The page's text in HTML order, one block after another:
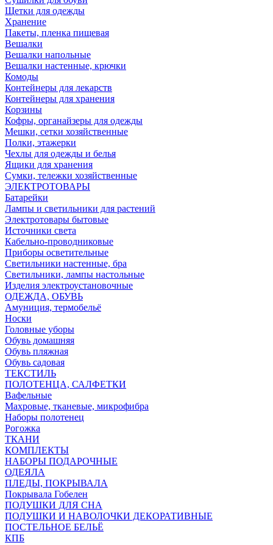
Щетки для одежды
Хранение
Пакеты, пленка пищевая
Вешалки
Вешалки напольные
Вешалки настенные, крючки
Комоды
Контейнеры для лекарств
Контейнеры для хранения
Корзины
Кофры, органайзеры для одежды
Мешки, сетки хозяйственные
Полки, этажерки
Чехлы для одежды и белья
Ящики для хранения
Сумки, тележки хозяйственные
ЭЛЕКТРОТОВАРЫ
Батарейки
Лампы и светильники для растений
Электротовары бытовые
Источники света
Кабельно-проводниковые
Приборы осветительные
Светильники настенные, бра
Светильники, лампы настольные
Изделия электроустановочные
ОДЕЖДА, ОБУВЬ
Амуниция, термобельё
Носки
Головные уборы
Обувь домашняя
Обувь пляжная
Обувь садовая
ТЕКСТИЛЬ
ПОЛОТЕНЦА, САЛФЕТКИ
Вафельные
Махровые, тканевые, микрофибра
Наборы полотенец
Рогожка
ТКАНИ
КОМПЛЕКТЫ
НАБОРЫ ПОДАРОЧНЫЕ
ОДЕЯЛА
ПЛЕДЫ, ПОКРЫВАЛА
Покрывала Гобелен
ПОДУШКИ ДЛЯ СНА
ПОДУШКИ И НАВОЛОЧКИ ДЕКОРАТИВНЫЕ
ПОСТЕЛЬНОЕ БЕЛЬЁ
КПБ